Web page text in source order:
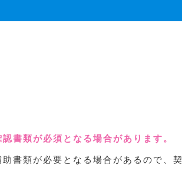
書類が必須となる場合があります。
書類が必要となる場合があるので、契